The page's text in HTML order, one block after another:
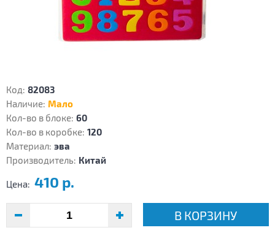
Код: 82083
Наличие: Мало
Кол-во в блоке: 60
Кол-во в коробке: 120
Материал: эва
Производитель: Китай
Цена: 410 р.
В КОРЗИНУ